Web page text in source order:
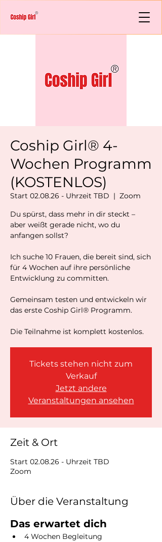
Coship Girl® 4-
Wochen Programm
(KOSTENLOS)
Start 02.08.26 - Uhrzeit TBD
  |
Zoom
Du spürst, dass mehr in dir steckt –
aber weißt gerade nicht, wo du
anfangen sollst?
Ich suche 10 Frauen, die bereit sind, sich
für 4 Wochen auf ihre persönliche
Entwicklung zu committen.
Gemeinsam testen und entwickeln wir
das erste Coship Girl® Programm.
Die Teilnahme ist komplett kostenlos.
Tickets stehen nicht zum
Verkauf
Jetzt andere
Veranstaltungen ansehen
Zeit & Ort
Start 02.08.26 - Uhrzeit TBD
Zoom
Über die Veranstaltung
Das erwartet dich
4 Wochen Begleitung